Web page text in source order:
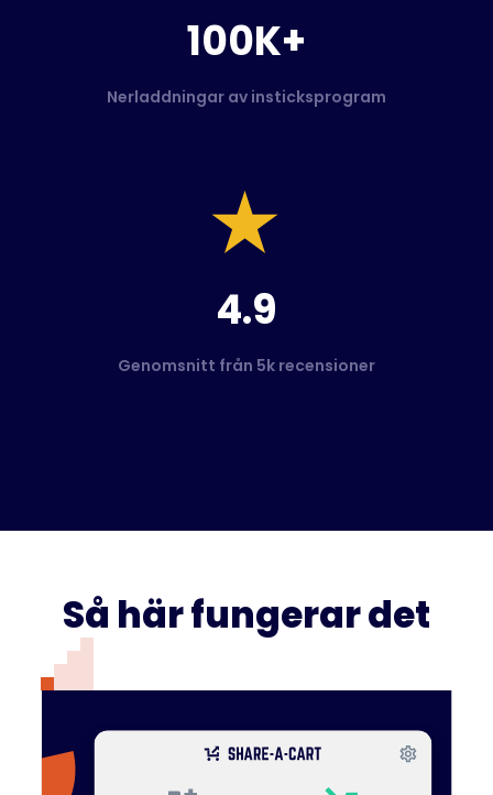
100K+
Nerladdningar av insticksprogram
4.9
Genomsnitt från 5k recensioner
Så här fungerar det